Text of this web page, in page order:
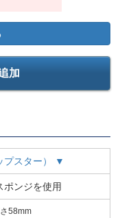
加
プスター） ▼
ポンジを使用
58mm